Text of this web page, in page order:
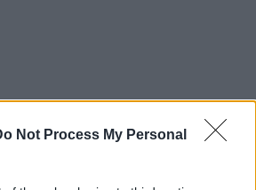
Not Process My Personal